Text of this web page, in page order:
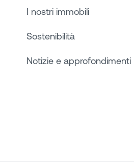
I nostri immobili
Sostenibilità
Notizie e approfondimenti